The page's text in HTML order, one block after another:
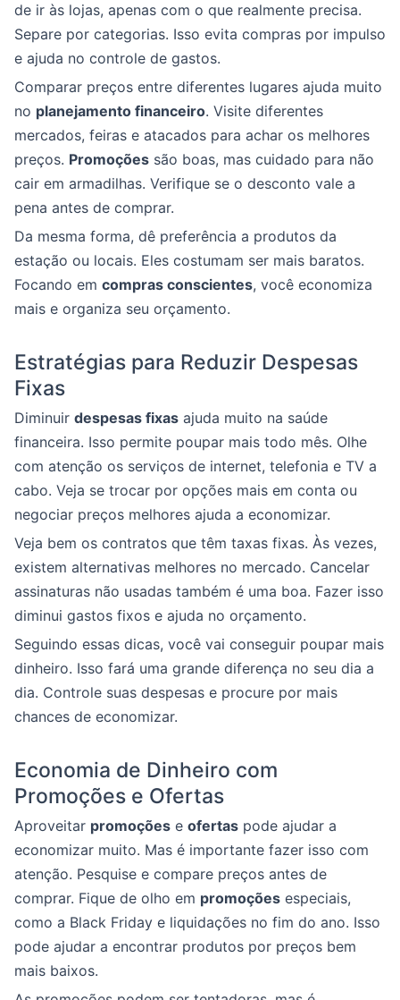
de ir às lojas, apenas com o que realmente precisa.
Separe por categorias. Isso evita compras por impulso
e ajuda no controle de gastos.
Comparar preços entre diferentes lugares ajuda muito
no planejamento financeiro. Visite diferentes
mercados, feiras e atacados para achar os melhores
preços. Promoções são boas, mas cuidado para não
cair em armadilhas. Verifique se o desconto vale a
pena antes de comprar.
Da mesma forma, dê preferência a produtos da
estação ou locais. Eles costumam ser mais baratos.
Focando em compras conscientes, você economiza
mais e organiza seu orçamento.
Estratégias para Reduzir Despesas
Fixas
Diminuir despesas fixas ajuda muito na saúde
financeira. Isso permite poupar mais todo mês. Olhe
com atenção os serviços de internet, telefonia e TV a
cabo. Veja se trocar por opções mais em conta ou
negociar preços melhores ajuda a economizar.
Veja bem os contratos que têm taxas fixas. Às vezes,
existem alternativas melhores no mercado. Cancelar
assinaturas não usadas também é uma boa. Fazer isso
diminui gastos fixos e ajuda no orçamento.
Seguindo essas dicas, você vai conseguir poupar mais
dinheiro. Isso fará uma grande diferença no seu dia a
dia. Controle suas despesas e procure por mais
chances de economizar.
Economia de Dinheiro com
Promoções e Ofertas
Aproveitar promoções e ofertas pode ajudar a
economizar muito. Mas é importante fazer isso com
atenção. Pesquise e compare preços antes de
comprar. Fique de olho em promoções especiais,
como a Black Friday e liquidações no fim do ano. Isso
pode ajudar a encontrar produtos por preços bem
mais baixos.